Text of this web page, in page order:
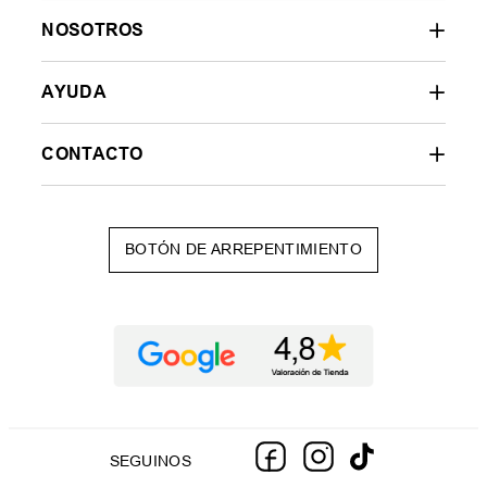
NOSOTROS
AYUDA
CONTACTO
BOTÓN DE ARREPENTIMIENTO
SEGUINOS